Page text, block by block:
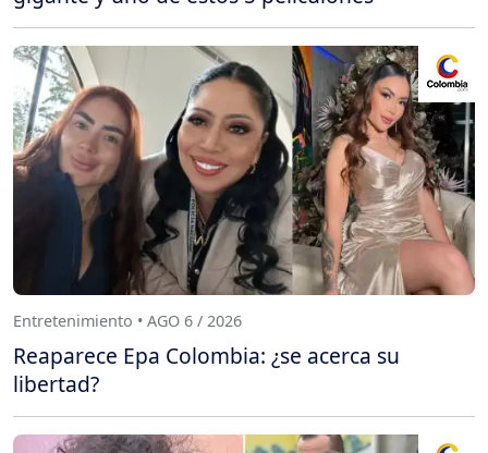
Entretenimiento • AGO 6 / 2026
Reaparece Epa Colombia: ¿se acerca su
libertad?